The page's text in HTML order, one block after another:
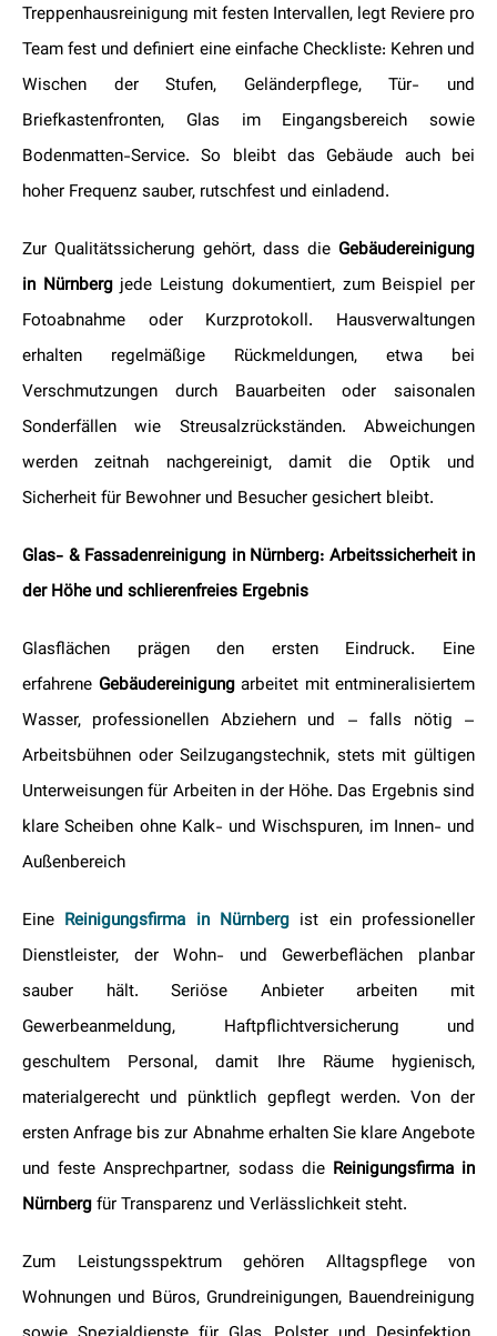
Treppenhausreinigung mit festen Intervallen, legt Reviere pro
Team fest und definiert eine einfache Checkliste: Kehren und
Wischen der Stufen, Geländerpflege, Tür- und
Briefkastenfronten, Glas im Eingangsbereich sowie
Bodenmatten-Service. So bleibt das Gebäude auch bei
hoher Frequenz sauber, rutschfest und einladend.
Zur Qualitätssicherung gehört, dass die Gebäudereinigung
in Nürnbergjede Leistung dokumentiert, zum Beispiel per
Fotoabnahme oder Kurzprotokoll. Hausverwaltungen
erhalten regelmäßige Rückmeldungen, etwa bei
Verschmutzungen durch Bauarbeiten oder saisonalen
Sonderfällen wie Streusalzrückständen. Abweichungen
werden zeitnah nachgereinigt, damit die Optik und
Sicherheit für Bewohner und Besucher gesichert bleibt.
Glas- & Fassadenreinigung in Nürnberg: Arbeitssicherheit in
der Höhe und schlierenfreies Ergebnis
Glasflächen prägen den ersten Eindruck. Eine
erfahrene Gebäudereinigung arbeitet mit entmineralisiertem
Wasser, professionellen Abziehern und – falls nötig –
Arbeitsbühnen oder Seilzugangstechnik, stets mit gültigen
Unterweisungen für Arbeiten in der Höhe. Das Ergebnis sind
klare Scheiben ohne Kalk- und Wischspuren, im Innen- und
Außenbereich
Eine Reinigungsfirma in Nürnberg ist ein professioneller
Dienstleister, der Wohn- und Gewerbeflächen planbar
sauber hält. Seriöse Anbieter arbeiten mit
Gewerbeanmeldung, Haftpflichtversicherung und
geschultem Personal, damit Ihre Räume hygienisch,
materialgerecht und pünktlich gepflegt werden. Von der
ersten Anfrage bis zur Abnahme erhalten Sie klare Angebote
und feste Ansprechpartner, sodass die Reinigungsfirma in
Nürnbergfür Transparenz und Verlässlichkeit steht.
Zum Leistungsspektrum gehören Alltagspflege von
Wohnungen und Büros, Grundreinigungen, Bauendreinigung